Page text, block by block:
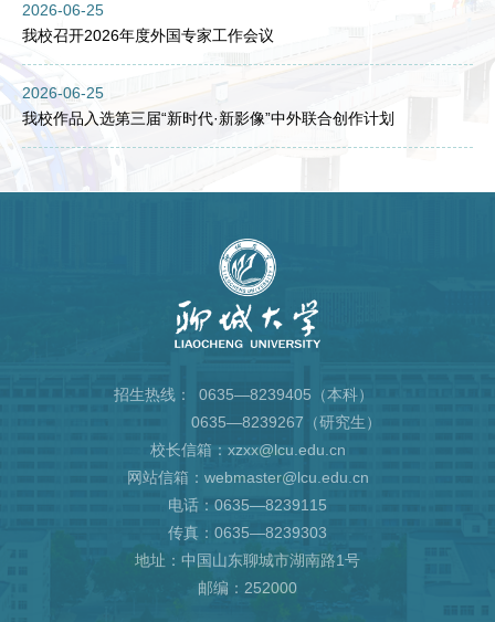
2026-06-25
我校召开2026年度外国专家工作会议
2026-06-25
我校作品入选第三届“新时代·新影像”中外联合创作计划
招生热线：
0635—8239405（本科）
0635—8239267（研究生）
校长信箱：xzxx@lcu.edu.cn
网站信箱：webmaster@lcu.edu.cn
电话：0635—8239115
传真：0635—8239303
地址：中国山东聊城市湖南路1号
邮编：252000